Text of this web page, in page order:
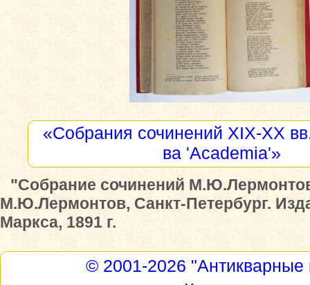
«Собрания сочинений XIX-XX
ва 'Academia'»
"Собрание сочинений
М.Ю.Лермонтов, Санкт-Петербург.
Маркса, 1891 г.
© 2001-2026 "Антикварные